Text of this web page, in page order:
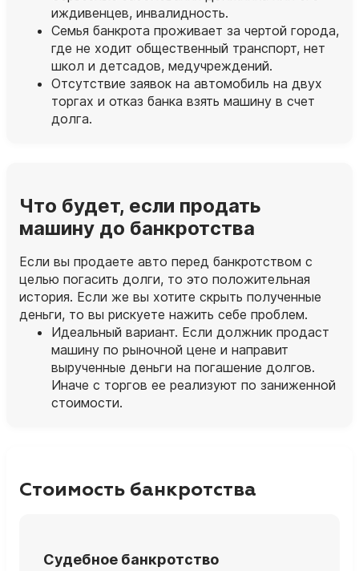
иждивенцев, инвалидность.
Семья банкрота проживает за чертой города,
где не ходит общественный транспорт, нет
школ и детсадов, медучреждений.
Отсутствие заявок на автомобиль на двух
торгах и отказ банка взять машину в счет
долга.
Что будет, если продать
машину до банкротства
Если вы продаете авто перед банкротством с
целью погасить долги, то это положительная
история. Если же вы хотите скрыть полученные
деньги, то вы рискуете нажить себе проблем.
Идеальный вариант. Если должник продаст
машину по рыночной цене и направит
вырученные деньги на погашение долгов.
Иначе с торгов ее реализуют по заниженной
стоимости.
Стоимость банкротства
Судебное банкротство